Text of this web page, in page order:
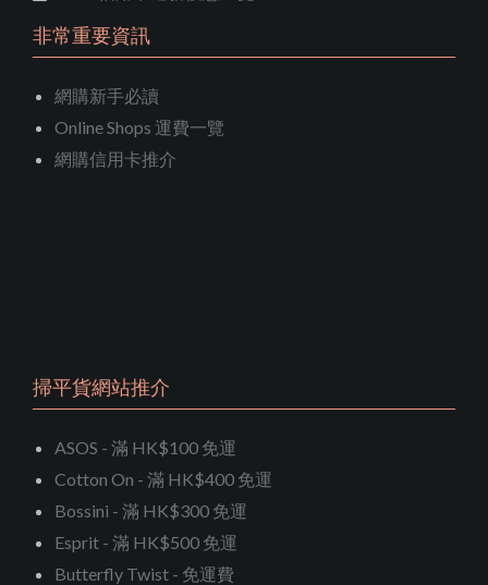
非常重要資訊
網購新手必讀
Online Shops 運費一覽
網購信用卡推介
掃平貨網站推介
ASOS - 滿 HK$100 免運
Cotton On - 滿 HK$400 免運
Bossini - 滿 HK$300 免運
Esprit - 滿 HK$500 免運
Butterfly Twist - 免運費